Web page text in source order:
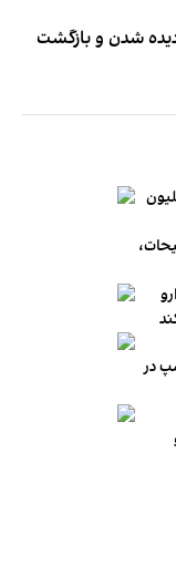
شدن و بازگشت
تهران به متری ۲۴۰ میلیون
در